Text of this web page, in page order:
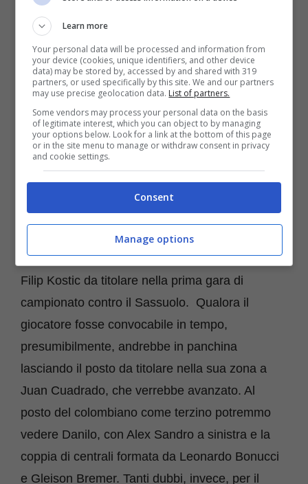
in altri moduli o solamente in un possibile 4-3-3
insieme a Dusan Vlahovic e Angel Di Maria.
Dalle ultime ultime notizie di formazione pare
che Massimiliano Allegri possa non utilizzare
Filip Kostic da titolare nella prima gara di
campionato contro il Sassuolo. Qualora il
giocatore fosse convocabile in tempo,
presumibilmente, andrebbe in panchina
lasciando il posto da titolare nella sua zona a
Juan Cuadrado, che verrebbe avanzato. Al
posto del colombiano come terzino potremmo
vedere Danilo, con Alex Sandro a sinistra e la
coppia di centrali formata da Leonardo Bonucci
e Gleison Bremer. Tanti dubbi, invece, per il
Learn more
Your personal data will be processed and information from
your device (cookies, unique identifiers, and other device
data) may be stored by, accessed by and shared with 319
partners, or used specifically by this site. We and our partners
may use precise geolocation data. List of partners.
Some vendors may process your personal data on the basis
of legitimate interest, which you can object to by managing
your options below. Look for a link at the bottom of this page
or in the site menu to manage or withdraw consent in privacy
and cookie settings.
Consent
Manage options